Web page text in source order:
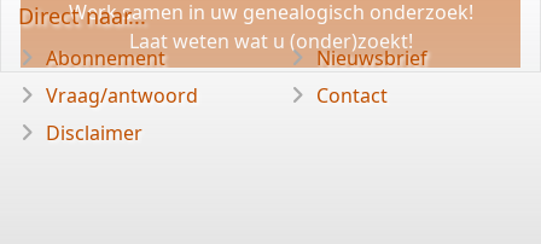
Werk samen in uw genealogisch onderzoek!
Laat weten wat u (onder)zoekt!
Direct naar...
Abonnement
Vraag/antwoord
Disclaimer
Nieuwsbrief
Contact